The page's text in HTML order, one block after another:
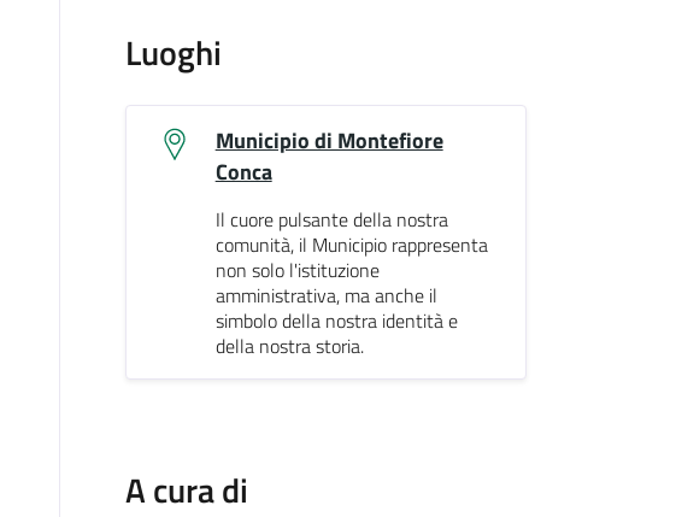
Luoghi
Municipio di Montefiore
Conca
Il cuore pulsante della nostra
comunità, il Municipio rappresenta
non solo l'istituzione
amministrativa, ma anche il
simbolo della nostra identità e
della nostra storia.
A cura di